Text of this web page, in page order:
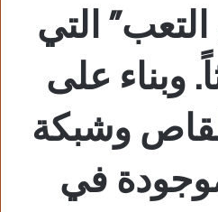
التي
وبناء على
وشبكة
في